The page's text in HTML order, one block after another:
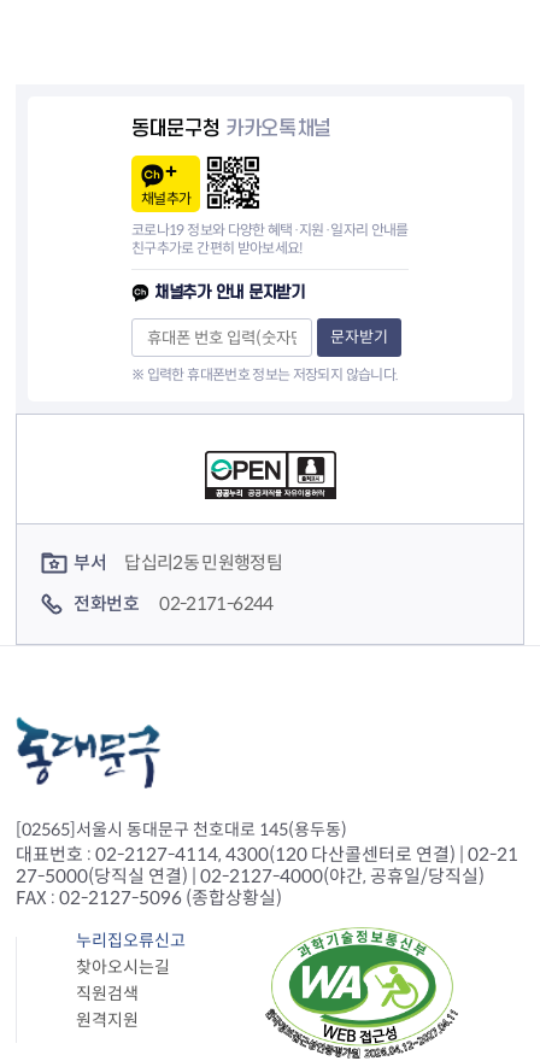
동대문구청 카카오톡채널
채널추가
코로나19 정보와 다양한 혜택·지원·일자리 안내를
친구추가로 간편히 받아보세요!
채널추가 안내 문자받기
문자받기
※ 입력한 휴대폰번호 정보는 저장되지 않습니다.
부서
답십리2동 민원행정팀
전화번호
02-2171-6244
[02565]서울시 동대문구 천호대로 145(용두동)
대표번호 : 02-2127-4114, 4300(120 다산콜센터로 연결) | 02-21
27-5000(당직실 연결) | 02-2127-4000(야간, 공휴일/당직실)
FAX : 02-2127-5096 (종합상황실)
누리집오류신고
찾아오시는길
직원검색
원격지원